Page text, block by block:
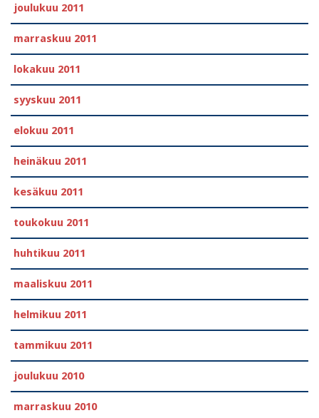
joulukuu 2011
marraskuu 2011
lokakuu 2011
syyskuu 2011
elokuu 2011
heinäkuu 2011
kesäkuu 2011
toukokuu 2011
huhtikuu 2011
maaliskuu 2011
helmikuu 2011
tammikuu 2011
joulukuu 2010
marraskuu 2010